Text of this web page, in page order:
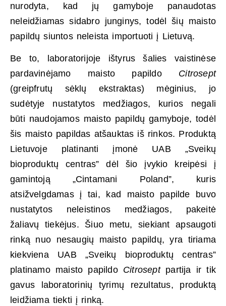
nurodyta, kad jų gamyboje panaudotas
neleidžiamas sidabro junginys, todėl šių maisto
papildų siuntos neleista importuoti į Lietuvą.
Be to, laboratorijoje ištyrus šalies vaistinėse
pardavinėjamo maisto papildo Citrosept
(greipfrutų sėklų ekstraktas) mėginius, jo
sudėtyje nustatytos medžiagos, kurios negali
būti naudojamos maisto papildų gamyboje, todėl
šis maisto papildas atšauktas iš rinkos. Produktą
Lietuvoje platinanti įmonė UAB „Sveikų
bioproduktų centras” dėl šio įvykio kreipėsi į
gamintoją „Cintamani Poland”, kuris
atsižvelgdamas į tai, kad maisto papilde buvo
nustatytos neleistinos medžiagos, pakeitė
žaliavų tiekėjus. Šiuo metu, siekiant apsaugoti
rinką nuo nesaugių maisto papildų, yra tiriama
kiekviena UAB „Sveikų bioproduktų centras”
platinamo maisto papildo Citrosept partija ir tik
gavus laboratorinių tyrimų rezultatus, produktą
leidžiama tiekti į rinką.